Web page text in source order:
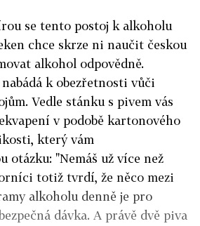
se tento postoj k alkoholu
chce skrze ni naučit českou
alkohol odpovědně.
k obezřetnosti vůči
Vedle stánku s pivem vás
v podobě kartonového
který vám
otázku: "Nemáš už více než
totiž tvrdí, že něco mezi
alkoholu denně je pro
dávka. A právě dvě piva